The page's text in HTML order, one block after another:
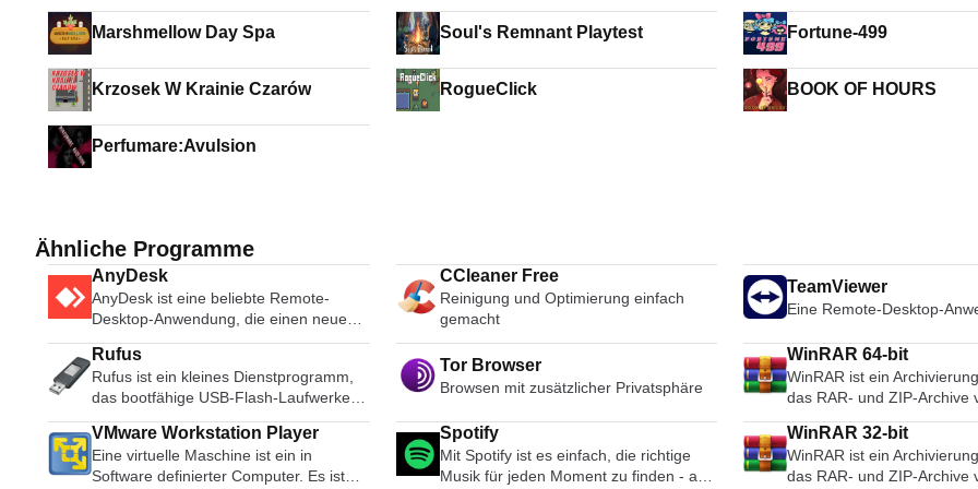
Marshmellow Day Spa Soul's Remnant Playtest Fortune-499
Krzosek W Krainie Czarów RogueClick BOOK OF HOURS
Perfumare:Avulsion
Ähnliche Programme
AnyDesk
AnyDesk ist eine beliebte Remote-
Desktop-Anwendung, die einen neuen
Videocodec verwendet, der speziell für
frisch aussehende grafische
Benutzeroberflächen entwickelt wurde.
AnyDesk-Software ist vielseitig, sicher
und leichtgewichtig. Die Software
verwendet TLS1.2-Verschlüsselung,
und beide Enden der Verbindung
werden kryptografisch verifiziert.
CCleaner Free
Reinigung und Optimierung einfach
gemacht
TeamViewer
Eine Remote-Desktop-
Rufus
Rufus ist ein kleines Dienstprogramm,
das bootfähige USB-Flash-Laufwerke,
wie USB-Sticks oder Pen-Drives, und
Speichersticks formatieren und erstellen
kann. Rufus ist in den folgenden
Szenarien nützlich: Wenn Sie USB-
Tor Browser
Browsen mit zusätzlicher Privatsphäre
WinRAR 64-bit
WinRAR ist ein
das RAR- und ZIP-Archive
unterstützt und in der Lage
ARJ-, LZH-, TAR-, GZ-,
BZ2-, JAR-, ISO-, 7Z- und
entpacken. Sie erstellt
VMware Workstation Player
Eine virtuelle Maschine ist ein in
Software definierter Computer. Es ist
Spotify
Mit Spotify ist es einfach, die richtige
Musik für jeden Moment zu finden - auf
WinRAR 32-bit
WinRAR ist ein
das RAR- und ZIP-Archive